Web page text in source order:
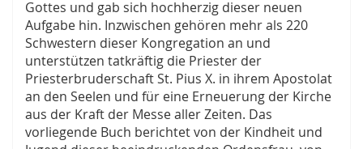
Gottes und gab sich hochherzig dieser neuen
Aufgabe hin. Inzwischen gehören mehr als 220
Schwestern dieser Kongregation an und
unterstützen tatkräftig die Priester der
Priesterbruderschaft St. Pius X. in ihrem Apostolat
an den Seelen und für eine Erneuerung der Kirche
aus der Kraft der Messe aller Zeiten. Das
vorliegende Buch berichtet von der Kindheit und